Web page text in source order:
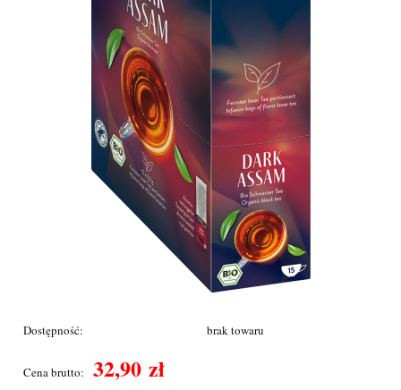
Dostępność: brak towaru
Cena brutto: 32,90 zł